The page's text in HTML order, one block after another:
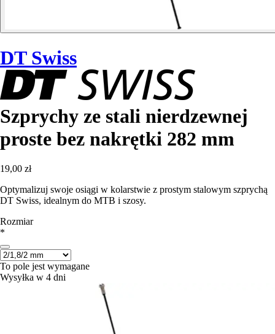
DT Swiss
Szprychy ze stali nierdzewnej
proste bez nakrętki 282 mm
19,00 zł
Optymalizuj swoje osiągi w kolarstwie z prostym stalowym szprychą
DT Swiss, idealnym do MTB i szosy.
Rozmiar
*
To pole jest wymagane
Wysyłka w 4 dni